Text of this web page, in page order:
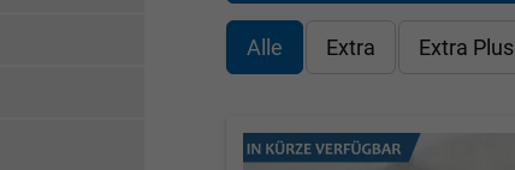
Alle Extra Extra Plus